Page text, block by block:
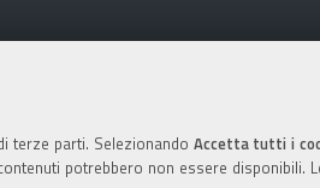
terze parti. Selezionando Accetta tutti i
potrebbero non essere disponibili.